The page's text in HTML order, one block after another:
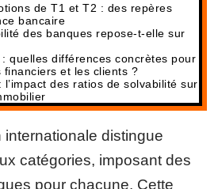
de T1 et T2 : des repères
bancaire
des banques repose-t-elle sur
quelles différences concrètes pour
financiers et les clients ?
des ratios de solvabilité sur
internationale distingue
catégories, imposant des
pour chacune. Cette